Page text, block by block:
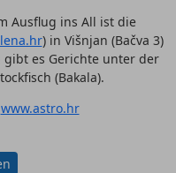
Ausflug ins All ist die
) in Višnjan (Bačva 3)
es Gerichte unter der
(Bakala).
www.astro.hr